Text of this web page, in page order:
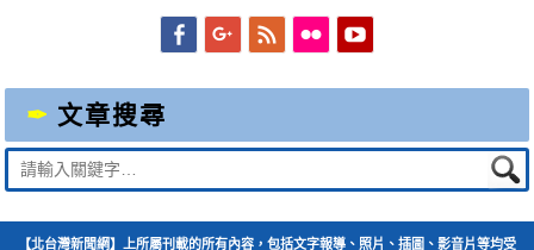
FacebookGoogleplus
Feed Flickr
文章搜尋
Suche
nach:
【北台灣新聞網】上所屬刊載的所有內容，包括文字報導、照片、插圖、影音片等均受